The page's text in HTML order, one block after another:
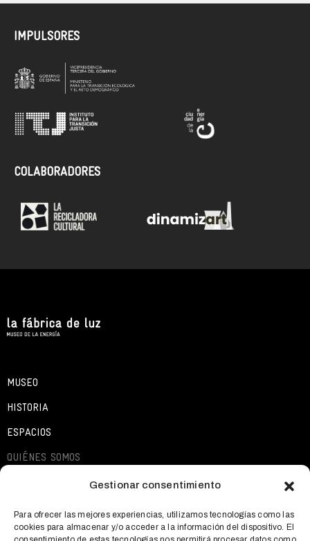
Gestionar consentimiento
Para ofrecer las mejores experiencias, utilizamos tecnologías como las
cookies para almacenar y/o acceder a la información del dispositivo. El
IMPULSORES
COLABORADORES
MUSEO
HISTORIA
ESPACIOS
QUIÉNES SOMOS
QUÉ OFRECEMOS